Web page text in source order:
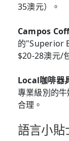
35澳元）。
Campos
的"Superior
$20-28澳元/
Local咖啡器
專業級別的
合理。
語言小貼